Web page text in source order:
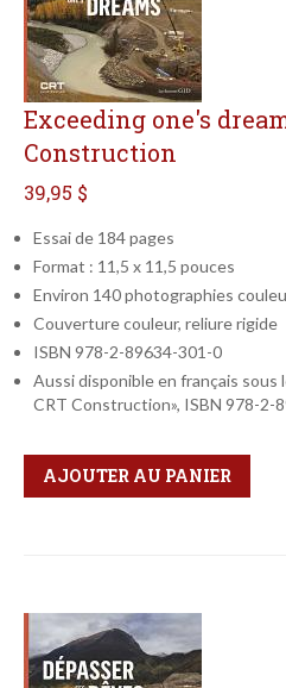
Exceeding one's
Construction
39,95 $
Essai de 184 pages
Format : 11,5 x 11,5 pouces
Environ 140 photographies
Couverture couleur, reliure rigide
ISBN 978-2-89634-301-0
Aussi disponible en français sous
CRT Construction», ISBN 978-2-
Qté
Format
AJOUTER AU PANIER